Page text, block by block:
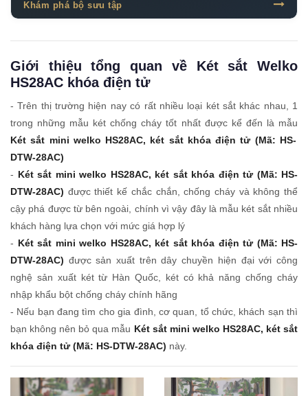
Khám phá bộ sưu tập
Giới thiệu tổng quan về Két sắt Welko
HS28AC khóa điện tử
- Trên thị trường hiện nay có rất nhiều loại két sắt khác nhau, 1
trong những mẫu két chống cháy tốt nhất được kể đến là mẫu
Két sắt mini welko HS28AC, két sắt khóa điện tử (Mã: HS-
DTW-28AC)
- Két sắt mini welko HS28AC, két sắt khóa điện tử (Mã: HS-
DTW-28AC) được thiết kế chắc chắn, chống cháy và không thể
cậy phá được từ bên ngoài, chính vì vậy đây là mẫu két sắt nhiều
khách hàng lựa chọn với mức giá hợp lý
- Két sắt mini welko HS28AC, két sắt khóa điện tử (Mã: HS-
DTW-28AC) được sản xuất trên dây chuyền hiện đại với công
nghệ sản xuất két từ Hàn Quốc, két có khả năng chống cháy
nhập khẩu bột chống cháy chính hãng
- Nếu bạn đang tìm cho gia đình, cơ quan, tổ chức, khách sạn thì
bạn không nên bỏ qua mẫu Két sắt mini welko HS28AC, két sắt
khóa điện tử (Mã: HS-DTW-28AC) này.